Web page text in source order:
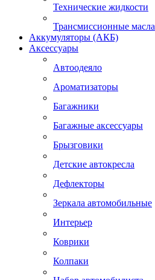
Технические жидкости
Трансмиссионные масла
Аккумуляторы (АКБ)
Аксессуары
Автоодеяло
Ароматизаторы
Багажники
Багажные аксессуары
Брызговики
Детские автокресла
Дефлекторы
Зеркала автомобильные
Интерьер
Коврики
Колпаки